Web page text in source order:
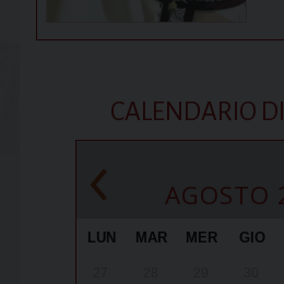
CALENDARIO
‹ AGOSTO
LUN MAR MER GIO